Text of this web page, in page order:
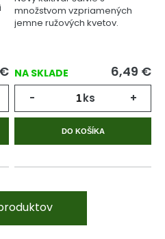
€
množstvom vzpriamených
jemne ružových kvetov.
NA SKLADE 6,49 €
- ks +
DO KOŠÍKA